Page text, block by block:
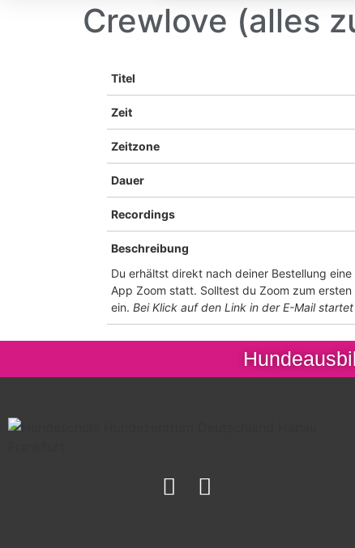
Crewlove (alles
Titel
Zeit
Zeitzone
Dauer
Recordings
Beschreibung
Du erhältst direkt nach deiner Bestellung
App Zoom statt. Solltest du Zoom zum
ein. Bei Klick auf den Link in der E-Mail